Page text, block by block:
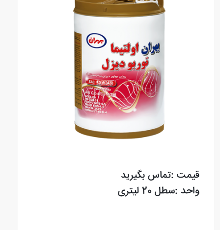
قیمت :تماس بگیرید
واحد :سطل 20 لیتری